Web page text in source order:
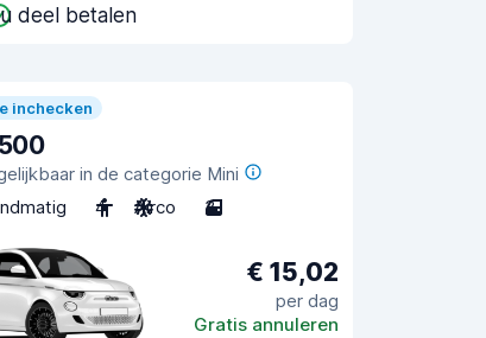
deel betalen
inchecken
in de categorie Mini
4 Airco 3
€ 15,02
per dag
Gratis annuleren